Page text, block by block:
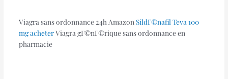
Viagra sans ordonnance 24h Amazon SildГ©nafil Teva 100
mg acheterViagra gГ©nГ©rique sans ordonnance en
pharmacie